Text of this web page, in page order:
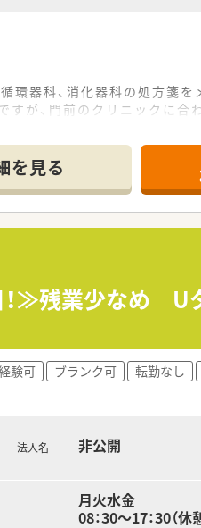
器科、消化器科の処方箋を
が、門前のクリニックに合
局を展開し、地域に深く根
供し、地域の人々の幸福に
、従業員がより働きやすい
子育て世代や、扶養内での
り、周囲の丁寧なサポート
、チームワークを大切にし
を見る
≫残業少なめ U
験可 ブランク可 転勤なし
法人名 非公開
月火水金
08：30～17：30（休